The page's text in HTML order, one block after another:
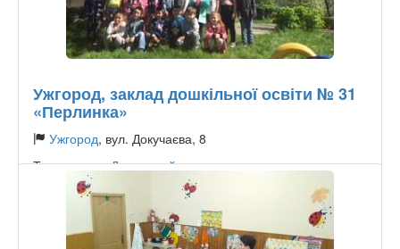
Ужгород, заклад дошкільної освіти № 31
«Перлинка»
Ужгород, вул. Докучаєва, 8
Тип садочку:Державний